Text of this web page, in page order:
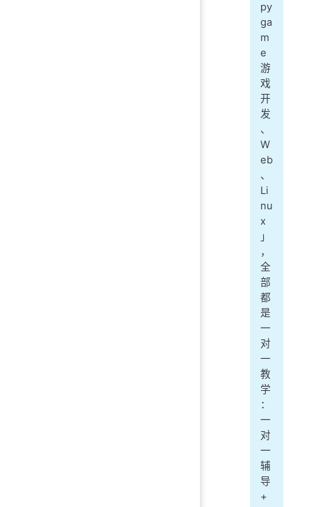
py
ga
m
e
游
戏
开
发
、
W
eb
、
Li
nu
x
」
，
全
部
都
是
一
对
一
教
学
：
一
对
一
辅
导
+